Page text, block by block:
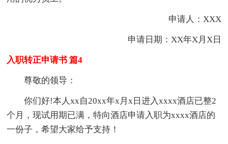
申请人：XXX
申请日期：XX年X月X日
入职转正申请书 篇4
尊敬的领导：
你们好!本人xx自20xx年x月x日进入xxxx酒店已整2
个月，现试用期已满，特向酒店申请入职为xxxx酒店的
一份子，希望大家给予支持！